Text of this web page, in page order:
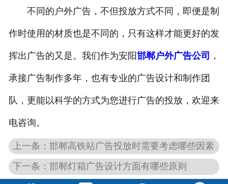
不同的户外广告，不但投放方式不同，即便是制
作时使用的材质也是不同的，只有这样才能更好的发
挥出广告的又是。我们作为安阳邯郸户外广告公司 ，
承接广告制作多年，也有专业的广告设计和制作团
队，更能以科学的方式为您进行广告的投放，欢迎来
电咨询。
上一条：邯郸高铁站广告投放时需要考虑哪些因素
下一条：邯郸灯箱广告设计方面有哪些原则